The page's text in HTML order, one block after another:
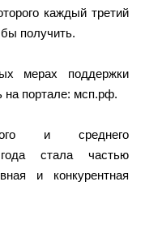
каждый третий
получить.
мерах поддержки
на портале: мсп.рф.
и среднего
стала частью
и конкурентная